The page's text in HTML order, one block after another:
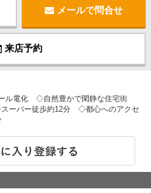
メールで問合せ
来店予約
ル電化 ◇自然豊かで閑静な住宅街
ーパー徒歩約12分 ◇都心へのアクセ